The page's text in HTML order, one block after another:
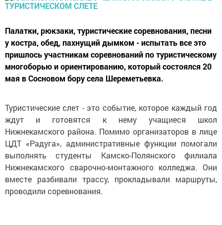
Палатки, рюкзаки, туристические соревнования, песни
у костра, обед, пахнущий дымком - испытать все это
пришлось участникам соревнований по туристическому
многоборью и ориентированию, который состоялся 20
мая в Сосновом бору села Шереметьевка.
Туристические слет - это событие, которое каждый год
ждут и готовятся к нему учащиеся школ
Нижнекамского района. Помимо организаторов в лице
ЦДТ «Радуга», административные функции помогали
выполнять студенты Камско-Полянского филиала
Нижнекамского сварочно-монтажного колледжа. Они
вместе разбивали трассу, прокладывали маршруты,
проводили соревнования.